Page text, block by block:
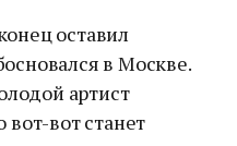
оставил
в Москве.
артист
вот-вот станет